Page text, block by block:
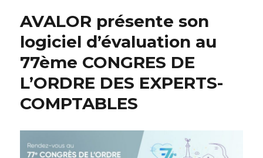
et fonds de commerce
AVALOR présente son
logiciel d’évaluation au
77ème CONGRES DE
L’ORDRE DES EXPERTS-
COMPTABLES